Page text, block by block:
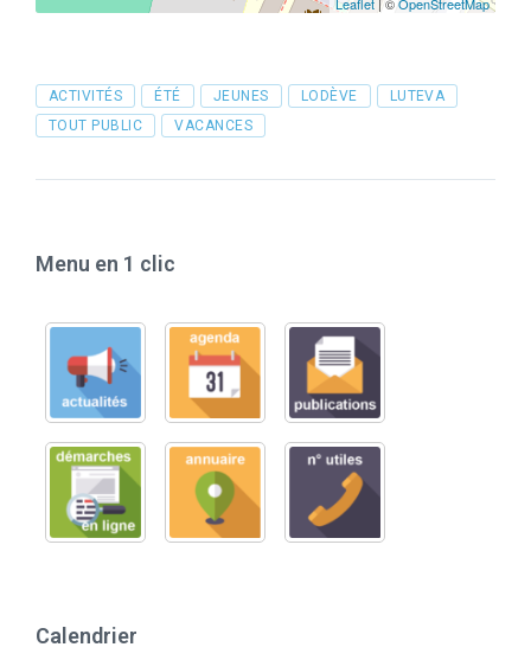
Tags
ACTIVITÉS ÉTÉ JEUNES LODÈVE
LUTEVA
TOUT PUBLIC
VACANCES
Menu en 1 clic
Calendrier